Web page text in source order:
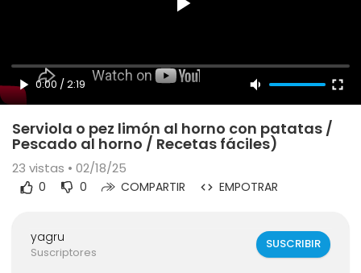
0:00 /2:19
Serviola o pez limón al horno con patatas /
Pescado al horno / Recetas fáciles)
23 vistas • 02/18/25
0 0 COMPARTIR EMPOTRAR
yagru
Suscriptores
SUSCRIBIR